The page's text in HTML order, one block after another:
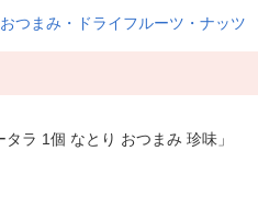
おつまみ・ドライフルーツ・ナッツ